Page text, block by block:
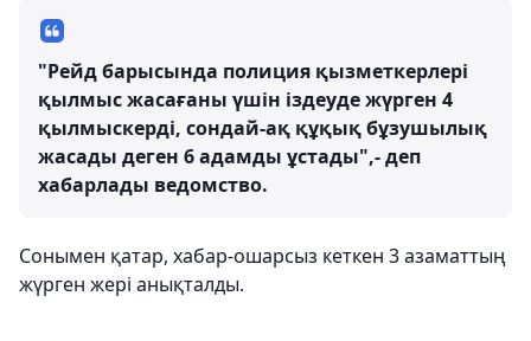
"Рейд барысында полиция қызметкерлері
қылмыс жасағаны үшін іздеуде жүрген 4
қылмыскерді, сондай-ақ құқық бұзушылық
жасады деген 6 адамды ұстады",- деп
хабарлады ведомство.
Сонымен қатар, хабар-ошарсыз кеткен 3 азаматтың
жүрген жері анықталды.